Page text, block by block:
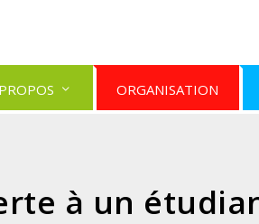
ORGANISATION
à un